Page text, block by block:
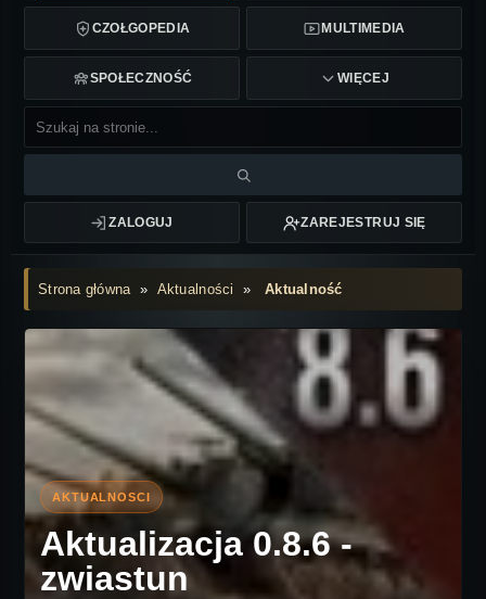
CZOŁGOPEDIA MULTIMEDIA
SPOŁECZNOŚĆ WIĘCEJ
ZALOGUJ ZAREJESTRUJ SIĘ
Strona główna» Aktualności »Aktualność
Aktualizacja 0.8.6 -
zwiastun